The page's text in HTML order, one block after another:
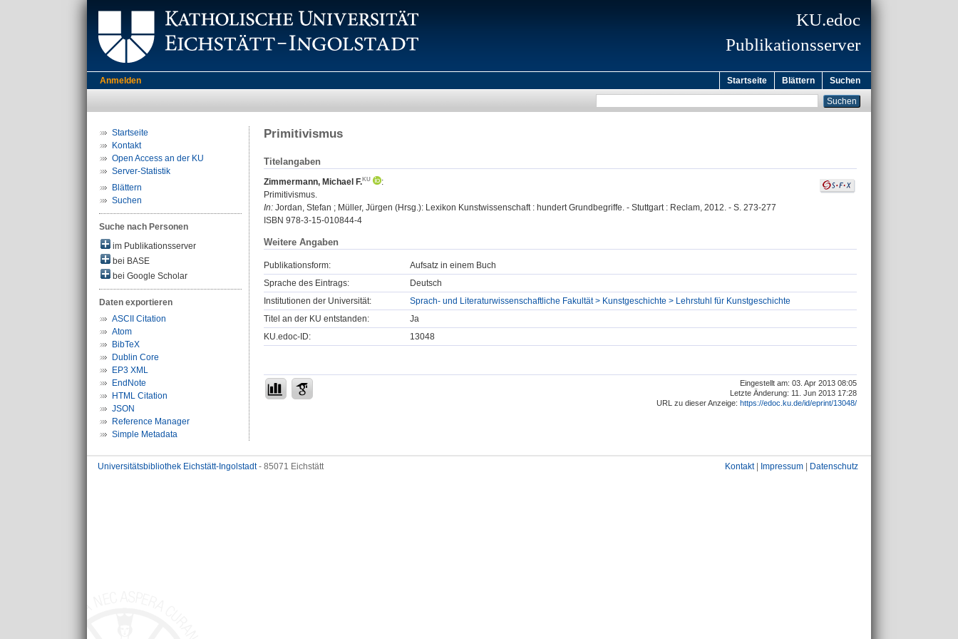
KU.edoc
Publikationsserver
Anmelden Startseite Blättern Suchen
Startseite
Kontakt
Open Access an der KU
Server-Statistik
Blättern
Suchen
Suche nach Personen
im Publikationsserver
bei BASE
bei Google Scholar
Daten exportieren
ASCII Citation
Atom
BibTeX
Dublin Core
EP3 XML
EndNote
HTML Citation
JSON
Reference Manager
Simple Metadata
Primitivismus
Titelangaben
Zimmermann, Michael F.
:
Primitivismus.
In: Jordan, Stefan ; Müller, Jürgen (Hrsg.): Lexikon Kunstwissenschaft : hundert Grundbegriffe. - Stuttgart : Reclam, 2012. - S. 273-277
ISBN 978-3-15-010844-4
Weitere Angaben
Publikationsform:
Aufsatz in einem Buch
Sprache des Eintrags:
Deutsch
Institutionen der Universität:
Sprach- und Literaturwissenschaftliche Fakultät > Kunstgeschichte > Lehrstuhl für Kunstgeschichte
Titel an der KU entstanden:
Ja
KU.edoc-ID:
13048
Eingestellt am: 03. Apr 2013 08:05
Letzte Änderung: 11. Jun 2013 17:28
URL zu dieser Anzeige: https://edoc.ku.de/id/eprint/13048/
Universitätsbibliothek Eichstätt-Ingolstadt- 85071 Eichstätt Kontakt| Impressum Datenschutz